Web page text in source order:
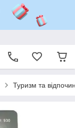
Туризм та